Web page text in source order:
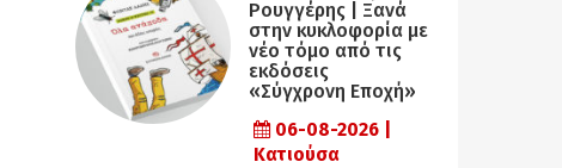
Ρουγγέρης | Ξανά
στην κυκλοφορία με
νέο τόμο από τις
εκδόσεις
«Σύγχρονη Εποχή»
06-08-2026 |
Κατιούσα